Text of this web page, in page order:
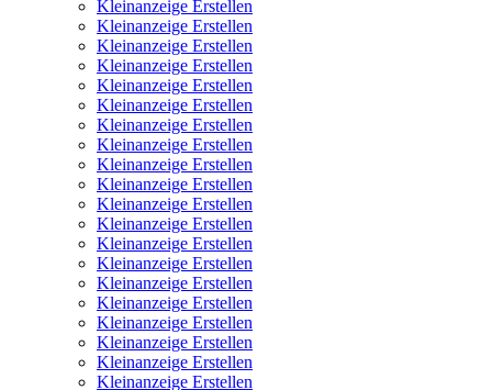
Kleinanzeige Erstellen
Kleinanzeige Erstellen
Kleinanzeige Erstellen
Kleinanzeige Erstellen
Kleinanzeige Erstellen
Kleinanzeige Erstellen
Kleinanzeige Erstellen
Kleinanzeige Erstellen
Kleinanzeige Erstellen
Kleinanzeige Erstellen
Kleinanzeige Erstellen
Kleinanzeige Erstellen
Kleinanzeige Erstellen
Kleinanzeige Erstellen
Kleinanzeige Erstellen
Kleinanzeige Erstellen
Kleinanzeige Erstellen
Kleinanzeige Erstellen
Kleinanzeige Erstellen
Kleinanzeige Erstellen